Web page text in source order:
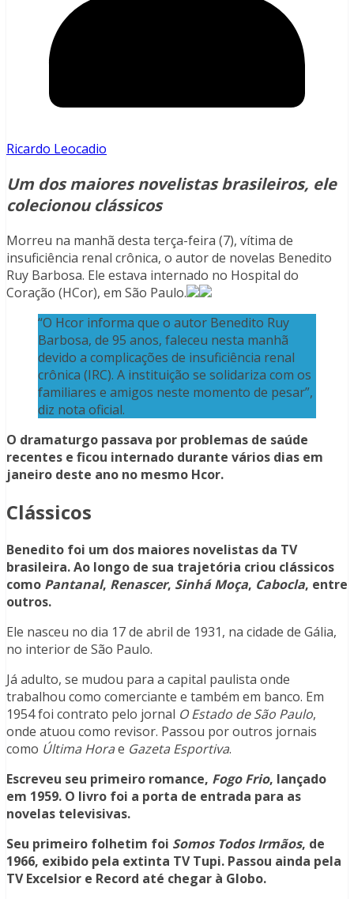
Ricardo Leocadio
Um dos maiores novelistas brasileiros, ele
colecionou clássicos
Morreu na manhã desta terça-feira (7), vítima de
insuficiência renal crônica, o autor de novelas Benedito
Ruy Barbosa. Ele estava internado no Hospital do
Coração (HCor), em São Paulo.
“O Hcor informa que o autor Benedito Ruy
Barbosa, de 95 anos, faleceu nesta manhã
devido a complicações de insuficiência renal
crônica (IRC). A instituição se solidariza com os
familiares e amigos neste momento de pesar”,
diz nota oficial.
O dramaturgo passava por problemas de saúde
recentes e ficou internado durante vários dias em
janeiro deste ano no mesmo Hcor.
Clássicos
Benedito foi um dos maiores novelistas da TV
brasileira. Ao longo de sua trajetória criou clássicos
como Pantanal, Renascer, Sinhá Moça, Cabocla, entre
outros.
Ele nasceu no dia 17 de abril de 1931, na cidade de Gália,
no interior de São Paulo.
Já adulto, se mudou para a capital paulista onde
trabalhou como comerciante e também em banco. Em
1954 foi contrato pelo jornal O Estado de São Paulo,
onde atuou como revisor. Passou por outros jornais
como Última Horae Gazeta Esportiva.
Escreveu seu primeiro romance, Fogo Frio, lançado
em 1959. O livro foi a porta de entrada para as
novelas televisivas.
Seu primeiro folhetim foi Somos Todos Irmãos, de
1966, exibido pela extinta TV Tupi. Passou ainda pela
TV Excelsior e Record até chegar à Globo.